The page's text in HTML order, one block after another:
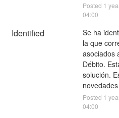
Posted 1
04:00
Identified
Se ha
la que
asociados
Débito.
solución.
Posted 1
04:00